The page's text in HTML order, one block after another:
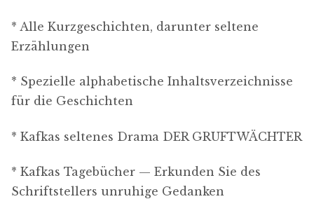
* Alle Kurzgeschichten, darunter seltene
Erzählungen
* Spezielle alphabetische Inhaltsverzeichnisse
für die Geschichten
* Kafkas seltenes Drama DER GRUFTWÄCHTER
* Kafkas Tagebücher — Erkunden Sie des
Schriftstellers unruhige Gedanken